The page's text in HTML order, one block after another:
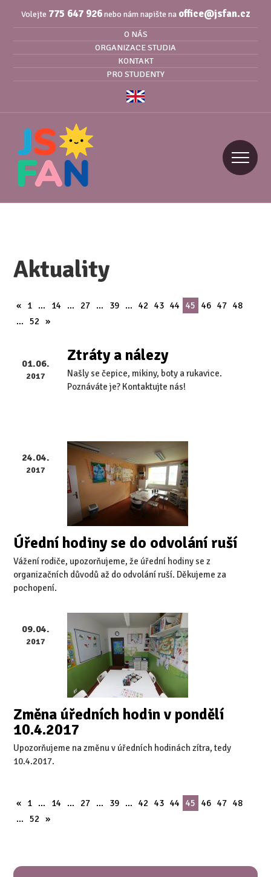
Volejte 775 647 926nebo nám napište na office@jsfan.cz
O NÁS
ORGANIZACE STUDIA
KONTAKT
PRO STUDENTY
Aktuality
« 1 … 14 … 27 … 39 … 42 43 44 45 46 47 48
…
52 »
01.06.
2017
Ztráty a nálezy
Našly se čepice, mikiny, boty a rukavice.
Poznáváte je? Kontaktujte nás!
24.04.
2017
Úřední hodiny se do odvolání ruší
Vážení rodiče, upozorňujeme, že úřední hodiny se z
organizačních důvodů až do odvolání ruší. Děkujeme za
pochopení.
09.04.
2017
Změna úředních hodin v pondělí
10.4.2017
Upozorňujeme na změnu v úředních hodinách zítra, tedy
10.4.2017.
« 1 … 14 … 27 … 39 … 42 43 44 45 46 47 48
…
52 »